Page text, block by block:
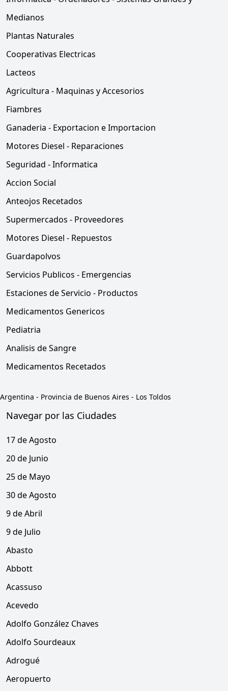
Medianos
Plantas Naturales
Cooperativas Electricas
Lacteos
Agricultura - Maquinas y Accesorios
Fiambres
Ganaderia - Exportacion e Importacion
Motores Diesel - Reparaciones
Seguridad - Informatica
Accion Social
Anteojos Recetados
Supermercados - Proveedores
Motores Diesel - Repuestos
Guardapolvos
Servicios Publicos - Emergencias
Estaciones de Servicio - Productos
Medicamentos Genericos
Pediatria
Analisis de Sangre
Medicamentos Recetados
Argentina - Provincia de Buenos Aires - Los Toldos
Navegar por las Ciudades
17 de Agosto
20 de Junio
25 de Mayo
30 de Agosto
9 de Abril
9 de Julio
Abasto
Abbott
Acassuso
Acevedo
Adolfo González Chaves
Adolfo Sourdeaux
Adrogué
Aeropuerto